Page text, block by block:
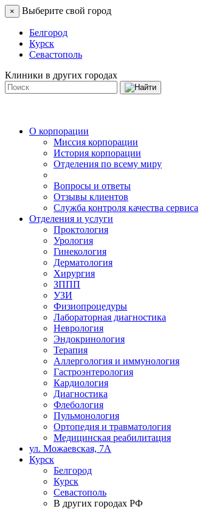
× Выберите свой город
Белгород
Курск
Севастополь
Клиники в других городах
О корпорации
Миссия корпорации
История корпорации
Отделения по всему миру
Вопросы и ответы
Отзывы клиентов
Служба контроля качества сервиса
Отделения и услуги
Проктология
Урология
Гинекология
Дерматология
Хирургия
ЗППП
УЗИ
Физиопроцедуры
Лабораторная диагностика
Неврология
Эндокринология
Терапия
Аллергология и иммунология
Гастроэнтерология
Кардиология
Диагностика
Флебология
Пульмонология
Ортопедия и травматология
Медицинская реабилитация
ул. Можаевская, 7А
Курск
Белгород
Курск
Севастополь
В других городах РФ